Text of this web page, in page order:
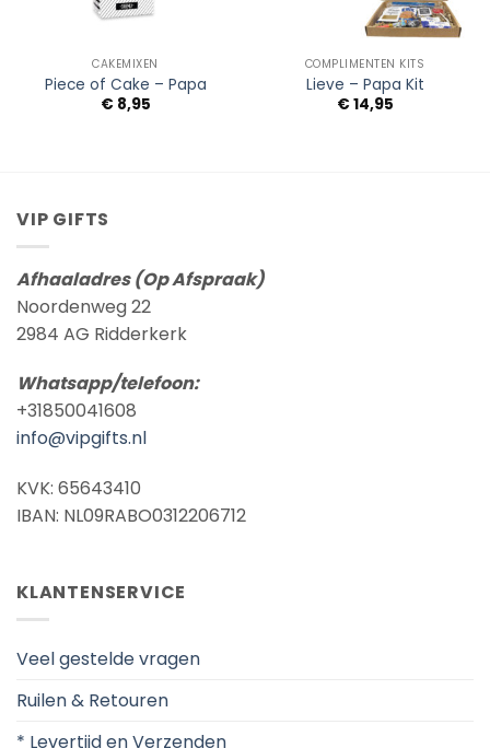
CAKEMIXEN
Piece of Cake – Papa
€8,95
COMPLIMENTEN KITS
Lieve – Papa Kit
€14,95
VIP GIFTS
Afhaaladres (Op Afspraak)
Noordenweg 22
2984 AG Ridderkerk
Whatsapp/telefoon:
+31850041608
info@vipgifts.nl
KVK: 65643410
IBAN: NL09RABO0312206712
KLANTENSERVICE
Veel gestelde vragen
Ruilen & Retouren
* Levertijd en Verzenden